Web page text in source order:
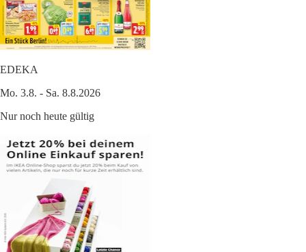
EDEKA
Mo. 3.8. - Sa. 8.8.2026
Nur noch heute gültig